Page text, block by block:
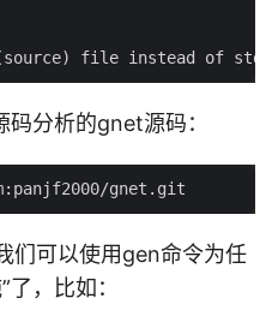
分析的gnet源码：
们可以使用gen命令为任
，比如：